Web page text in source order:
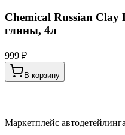
Chemical Russian Clay
глины, 4л
999 ₽
В корзину
Маркетплейс автодетейлинга